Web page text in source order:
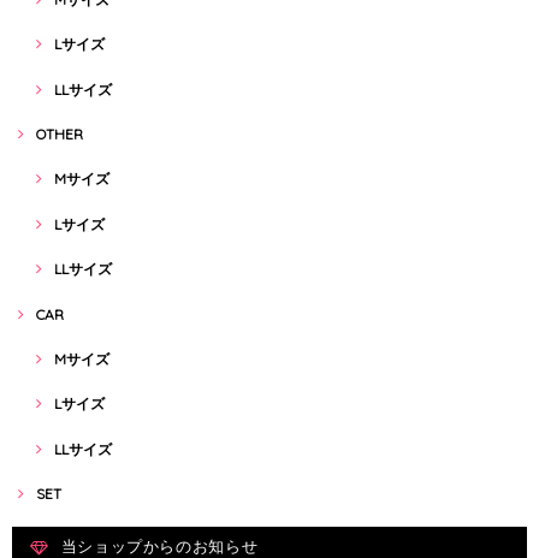
Lサイズ
LLサイズ
OTHER
Mサイズ
Lサイズ
LLサイズ
CAR
Mサイズ
Lサイズ
LLサイズ
SET
当ショップからのお知らせ